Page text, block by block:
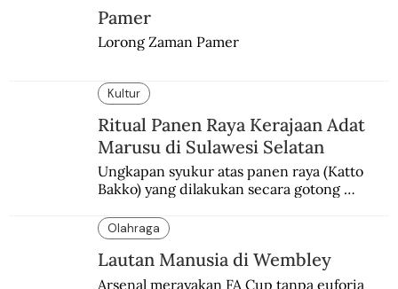
Pamer
Lorong Zaman Pamer
Kultur
Ritual Panen Raya Kerajaan Adat
Marusu di Sulawesi Selatan
Ungkapan syukur atas panen raya (Katto
Bakko) yang dilakukan secara gotong
Olahraga
Lautan Manusia di Wembley
Arsenal merayakan FA Cup tanpa euforia